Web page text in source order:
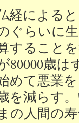
経による
ぐらいに
すること
80000歳
めて悪業
を減らす
の人間の